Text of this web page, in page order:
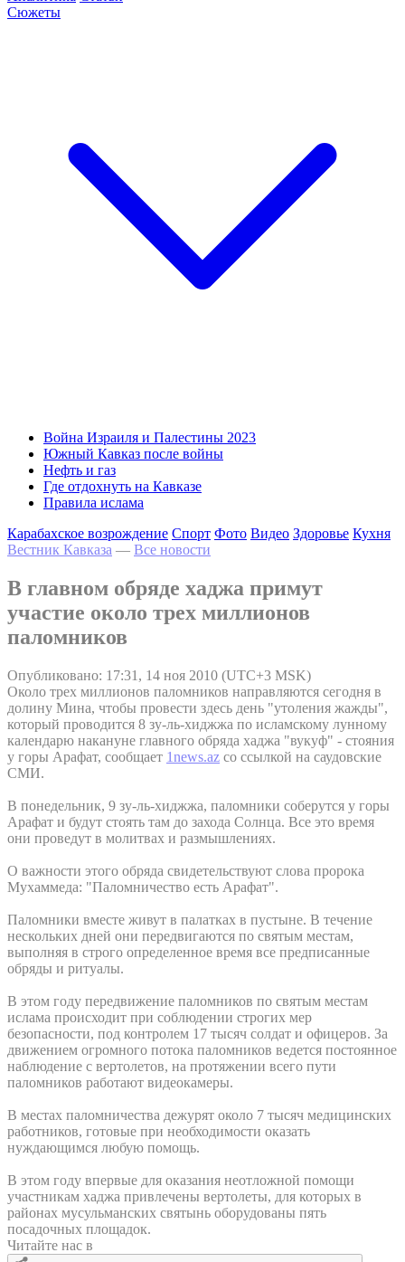
Сюжеты
Война Израиля и Палестины 2023
Южный Кавказ после войны
Нефть и газ
Где отдохнуть на Кавказе
Правила ислама
Карабахское возрождение Спорт Фото Видео Здоровье Кухня
Вестник Кавказа — Все новости
В главном обряде хаджа примут
участие около трех миллионов
паломников
Опубликовано: 17:31, 14 ноя 2010 (UTC+3 MSK)
Около трех миллионов паломников направляются сегодня в
долину Мина, чтобы провести здесь день "утоления жажды",
который проводится 8 зу-ль-хиджжа по исламскому лунному
календарю накануне главного обряда хаджа "вукуф" - стояния
у горы Арафат, сообщает 1news.az со ссылкой на саудовские
СМИ.
В понедельник, 9 зу-ль-хиджжа, паломники соберутся у горы
Арафат и будут стоять там до захода Солнца. Все это время
они проведут в молитвах и размышлениях.
О важности этого обряда свидетельствуют слова пророка
Мухаммеда: "Паломничество есть Арафат".
Паломники вместе живут в палатках в пустыне. В течение
нескольких дней они передвигаются по святым местам,
выполняя в строго определенное время все предписанные
обряды и ритуалы.
В этом году передвижение паломников по святым местам
ислама происходит при соблюдении строгих мер
безопасности, под контролем 17 тысяч солдат и офицеров. За
движением огромного потока паломников ведется постоянное
наблюдение с вертолетов, на протяжении всего пути
паломников работают видеокамеры.
В местах паломничества дежурят около 7 тысяч медицинских
работников, готовые при необходимости оказать
нуждающимся любую помощь.
В этом году впервые для оказания неотложной помощи
участникам хаджа привлечены вертолеты, для которых в
районах мусульманских святынь оборудованы пять
посадочных площадок.
Читайте нас в